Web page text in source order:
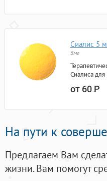
Сиалис 5
5мг
Сиалиса
от 60Р
На пути к
Предлагаем Вам
жизни. Вам помогут